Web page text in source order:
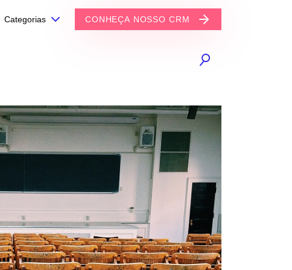
Categorias CONHEÇA NOSSO CRM